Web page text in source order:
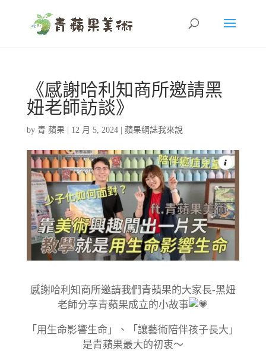
《感謝哈利知商所邀請黑
妞老師訪談》
by 青 蘋果 12 月 5, 2024| 蘋果網誌我來說
感謝哈利知商所邀請我們青蘋果的大家長-黑妞
老師分享青蘋果成立的小故事
「用生命影響生命」、「讓藝術陪伴孩子長大」
是青蘋果最大的初衷～